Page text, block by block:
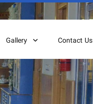
Gallery Contact Us